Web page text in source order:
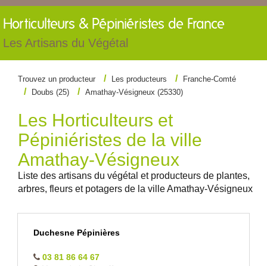
Horticulteurs & Pépiniéristes de France
Les Artisans du Végétal
Trouvez un producteur Les producteurs
Franche-Comté
Doubs (25)
Amathay-Vésigneux (25330)
Les Horticulteurs et
Pépiniéristes de la ville
Amathay-Vésigneux
Liste des artisans du végétal et producteurs de plantes,
arbres, fleurs et potagers de la ville Amathay-Vésigneux
Duchesne Pépinières
03 81 86 64 67